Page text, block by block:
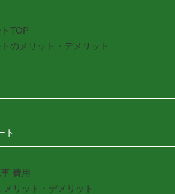
TOP
のメリット・デメリット
ト
費用
リット・デメリット